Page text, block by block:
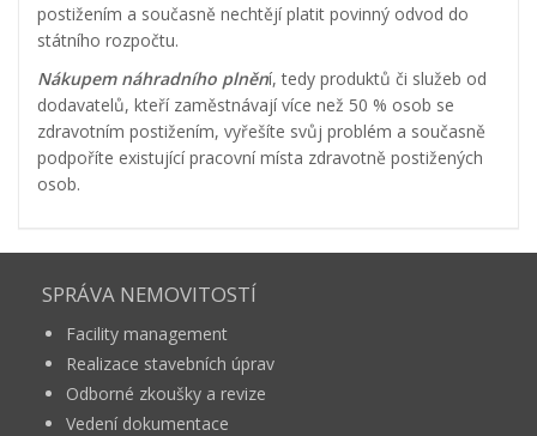
postižením a současně nechtějí platit povinný odvod do
státního rozpočtu.
Nákupem náhradního plnění, tedy produktů či služeb od
dodavatelů, kteří zaměstnávají více než 50 % osob se
zdravotním postižením, vyřešíte svůj problém a současně
podpoříte existující pracovní místa zdravotně postižených
osob.
SPRÁVA NEMOVITOSTÍ
Facility management
Realizace stavebních úprav
Odborné zkoušky a revize
Vedení dokumentace